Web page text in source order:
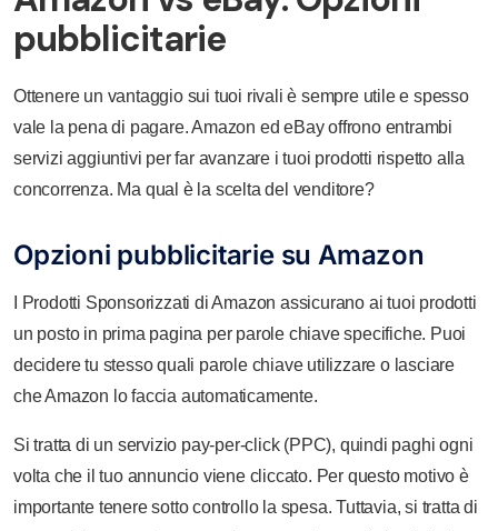
pubblicitarie
Ottenere un vantaggio sui tuoi rivali è sempre utile e spesso
vale la pena di pagare. Amazon ed eBay offrono entrambi
servizi aggiuntivi per far avanzare i tuoi prodotti rispetto alla
concorrenza. Ma qual è la scelta del venditore?
Opzioni pubblicitarie su Amazon
I Prodotti Sponsorizzati di Amazon assicurano ai tuoi prodotti
un posto in prima pagina per parole chiave specifiche. Puoi
decidere tu stesso quali parole chiave utilizzare o lasciare
che Amazon lo faccia automaticamente.
Si tratta di un servizio pay-per-click (PPC), quindi paghi ogni
volta che il tuo annuncio viene cliccato. Per questo motivo è
importante tenere sotto controllo la spesa. Tuttavia, si tratta di